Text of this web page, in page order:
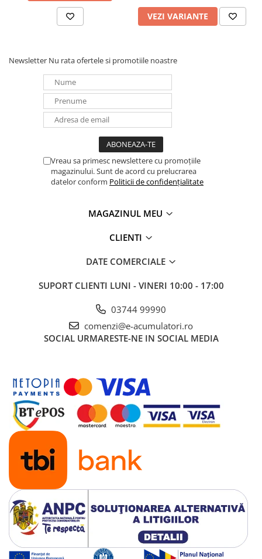
VEZI VARIANTE
Newsletter Nu rata ofertele si promotiile noastre
Vreau sa primesc newslettere cu promoțiile
magazinului. Sunt de acord cu prelucrarea
datelor conform Politicii de confidențialitate
MAGAZINUL MEU
CLIENTI
DATE COMERCIALE
SUPORT CLIENTI LUNI - VINERI 10:00 - 17:00
03744 99990
comenzi@e-acumulatori.ro
SOCIAL URMARESTE-NE IN SOCIAL MEDIA